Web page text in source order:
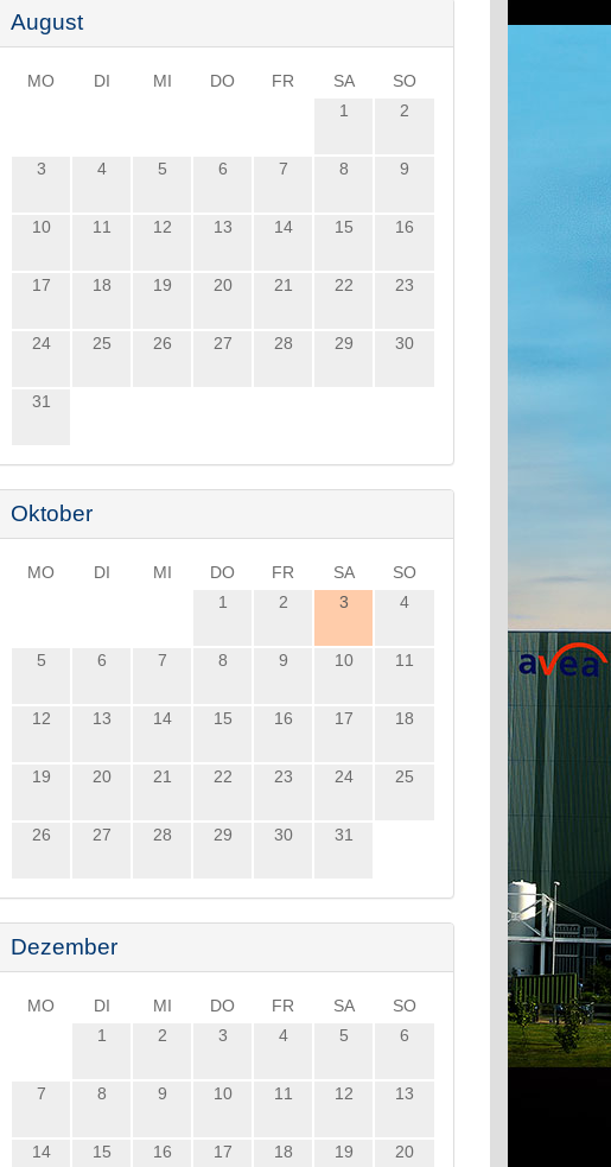
August
MO DI MI DO FR SA
SO
1
2
3 4 5 6 7 8 9
10 11 12 13 14 15 16
17 18 19 20 21 22 23
24 25 26 27 28 29 30
31
Oktober
MO DI MI DO FR SA
SO
1
2 3 4
5 6 7 8 9 10 11
12 13 14 15 16 17 18
19 20 21 22 23 24 25
26 27 28 29 30 31
Dezember
MO DI MI DO FR SA
SO
1
2 3 4 5 6
7 8 9 10 11 12 13
14 15 16 17 18 19 20